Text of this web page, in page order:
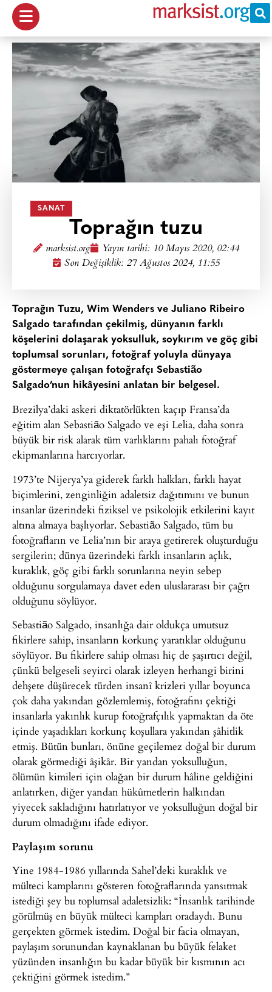
SANAT
Toprağın tuzu
marksist.org Yayın tarihi: 10 Mayıs 2020, 02:44
Son Değişiklik: 27 Ağustos 2024, 11:55
Toprağın Tuzu, Wim Wenders ve Juliano Ribeiro
Salgado tarafından çekilmiş, dünyanın farklı
köşelerini dolaşarak yoksulluk, soykırım ve göç gibi
toplumsal sorunları, fotoğraf yoluyla dünyaya
göstermeye çalışan fotoğrafçı Sebastião
Salgado’nun hikâyesini anlatan bir belgesel.
Brezilya’daki askeri diktatörlükten kaçıp Fransa’da
eğitim alan Sebastião Salgado ve eşi Lelia, daha sonra
büyük bir risk alarak tüm varlıklarını pahalı fotoğraf
ekipmanlarına harcıyorlar.
1973’te Nijerya’ya giderek farklı halkları, farklı hayat
biçimlerini, zenginliğin adaletsiz dağıtımını ve bunun
insanlar üzerindeki fiziksel ve psikolojik etkilerini kayıt
altına almaya başlıyorlar. Sebastião Salgado, tüm bu
fotoğrafların ve Lelia’nın bir araya getirerek oluşturduğu
sergilerin; dünya üzerindeki farklı insanların açlık,
kuraklık, göç gibi farklı sorunlarına neyin sebep
olduğunu sorgulamaya davet eden uluslararası bir çağrı
olduğunu söylüyor.
Sebastião Salgado, insanlığa dair oldukça umutsuz
fikirlere sahip, insanların korkunç yaratıklar olduğunu
söylüyor. Bu fikirlere sahip olması hiç de şaşırtıcı değil,
çünkü belgeseli seyirci olarak izleyen herhangi birini
dehşete düşürecek türden insanî krizleri yıllar boyunca
çok daha yakından gözlemlemiş, fotoğrafını çektiği
insanlarla yakınlık kurup fotoğrafçılık yapmaktan da öte
içinde yaşadıkları korkunç koşullara yakından şâhitlik
etmiş. Bütün bunları, önüne geçilemez doğal bir durum
olarak görmediği âşikâr. Bir yandan yoksulluğun,
ölümün kimileri için olağan bir durum hâline geldiğini
anlatırken, diğer yandan hükûmetlerin halkından
yiyecek sakladığını hatırlatıyor ve yoksulluğun doğal bir
durum olmadığını ifade ediyor.
Paylaşım sorunu
Yine 1984-1986 yıllarında Sahel’deki kuraklık ve
mülteci kamplarını gösteren fotoğraflarında yansıtmak
istediği şey bu toplumsal adaletsizlik: “İnsanlık tarihinde
görülmüş en büyük mülteci kampları oradaydı. Bunu
gerçekten görmek istedim. Doğal bir facia olmayan,
paylaşım sorunundan kaynaklanan bu büyük felaket
yüzünden insanlığın bu kadar büyük bir kısmının acı
çektiğini görmek istedim.”